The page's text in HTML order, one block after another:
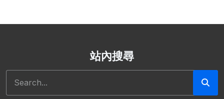
站內搜尋